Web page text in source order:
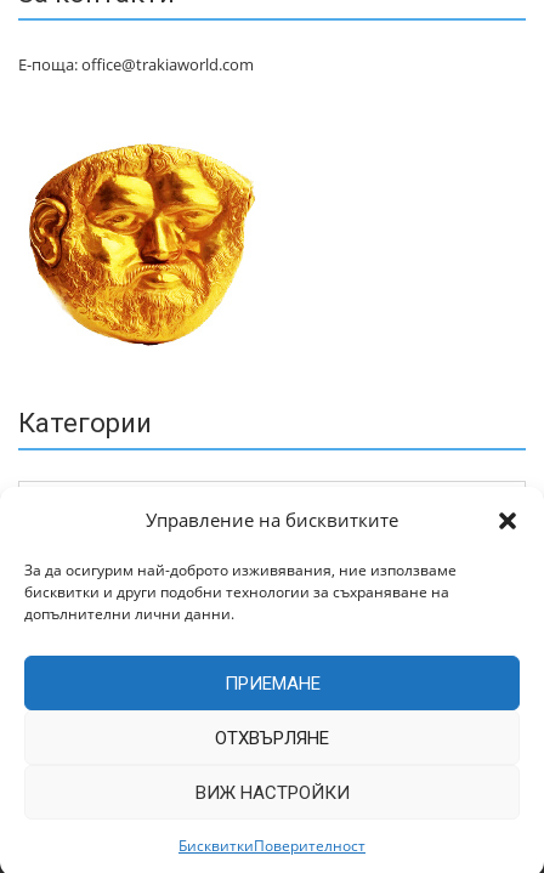
Управление на бисквитките
За да осигурим най-доброто изживявания, ние използваме
бисквитки и други подобни технологии за съхраняване на
допълнителни лични данни.
ПРИЕМАНЕ
ОТХВЪРЛЯНЕ
ВИЖ НАСТРОЙКИ
БисквиткиПоверителност
Е-поща: office@trakiaworld.com
Категории
Архив
TrakiaWorld.com само с позоваване на източника.